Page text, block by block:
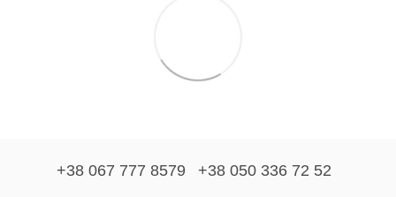
+38 067 777 8579 +38 050 336 72 52